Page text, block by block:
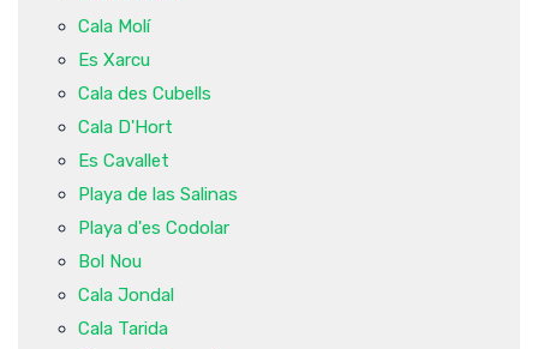
Cala Molí
Es Xarcu
Cala des Cubells
Cala D'Hort
Es Cavallet
Playa de las Salinas
Playa d'es Codolar
Bol Nou
Cala Jondal
Cala Tarida